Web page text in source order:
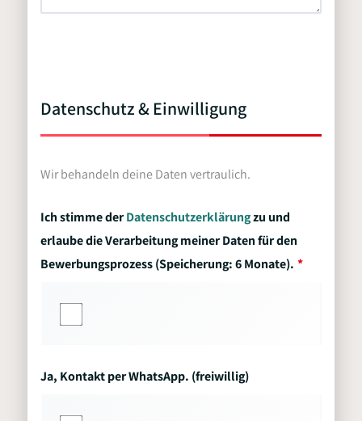
Datenschutz & Einwilligung
Wir behandeln deine Daten vertraulich.
Ich stimme derDatenschutzerklärungzu und
erlaube die Verarbeitung meiner Daten für den
Bewerbungsprozess (Speicherung: 6 Monate).
Ja, Kontakt per WhatsApp. (freiwillig)